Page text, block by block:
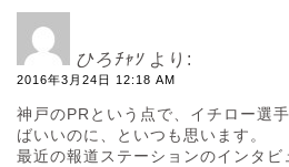
ひろﾁｬｿ より:
2016年3月24日 12:18 AM
神戸のPRという点で、イチロー選
ばいいのに、といつも思います。
最近の報道ステーションのインタ